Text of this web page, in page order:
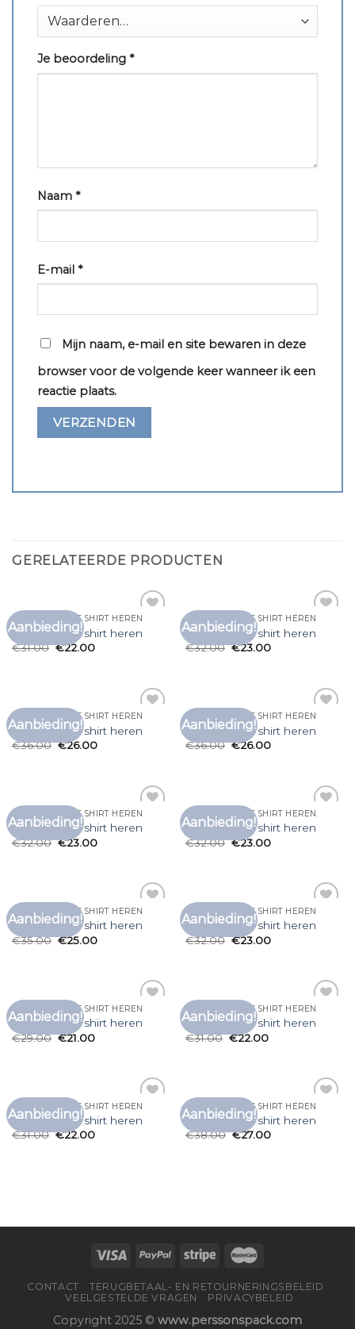
Je beoordeling *
Naam *
E-mail *
Mijn naam, e-mail en site bewaren in deze
browser voor de volgende keer wanneer ik een
reactie plaats.
GERELATEERDE PRODUCTEN
Aanbieding!
aan
LONG SLEEVE T SHIRT HEREN
long sleeve t shirt heren
€31.00 €22.00
Aanbieding!
aan
LONG SLEEVE T SHIRT HEREN
long sleeve t shirt heren
€32.00 €23.00
Aanbieding!
aan
LONG SLEEVE T SHIRT HEREN
long sleeve t shirt heren
€36.00 €26.00
Aanbieding!
aan
LONG SLEEVE T SHIRT HEREN
long sleeve t shirt heren
€36.00 €26.00
Aanbieding!
aan
LONG SLEEVE T SHIRT HEREN
long sleeve t shirt heren
€32.00 €23.00
Aanbieding!
aan
LONG SLEEVE T SHIRT HEREN
long sleeve t shirt heren
€32.00 €23.00
Aanbieding!
aan
LONG SLEEVE T SHIRT HEREN
long sleeve t shirt heren
€35.00 €25.00
Aanbieding!
aan
LONG SLEEVE T SHIRT HEREN
long sleeve t shirt heren
€32.00 €23.00
Aanbieding!
aan
LONG SLEEVE T SHIRT HEREN
long sleeve t shirt heren
€29.00 €21.00
Aanbieding!
aan
LONG SLEEVE T SHIRT HEREN
long sleeve t shirt heren
€31.00 €22.00
Aanbieding!
aan
LONG SLEEVE T SHIRT HEREN
long sleeve t shirt heren
€31.00 €22.00
Aanbieding!
aan
LONG SLEEVE T SHIRT HEREN
long sleeve t shirt heren
€38.00 €27.00
CONTACT
TERUGBETAAL- EN RETOURNERINGSBELEID
VEELGESTELDE VRAGEN
PRIVACYBELEID
Copyright 2025 © www.perssonspack.com